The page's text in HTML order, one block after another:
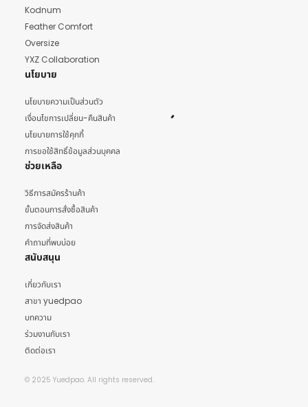
Kodnum
Feather Comfort
Oversize
YXZ Collaboration
นโยบาย
นโยบายความเป็นส่วนตัว
เงื่อนไขการเปลี่ยน-คืนสินค้า
นโยบายการใช้คุกกี้
การขอใช้สิทธิ์ข้อมูลส่วนบุคคล
ช่วยเหลือ
วิธีการสมัครร้านค้า
ขั้นตอนการสั่งซื้อสินค้า
การจัดส่งสินค้า
คำถามที่พบบ่อย
สนับสนุน
เกี่ยวกับเรา
สาขา yuedpao
บทความ
ร่วมงานกับเรา
ติดต่อเรา
© 2025 Yuedpao. All rights reserved.